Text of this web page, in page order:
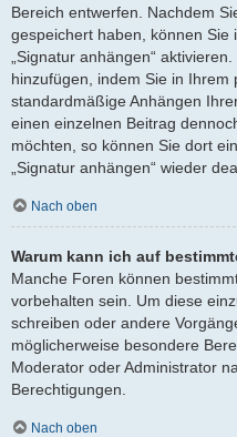
Bereich entwerfen. Nachdem
gespeichert haben, können Sie
„Signatur anhängen“
hinzufügen, indem Sie in Ihrem
standardmäßige Anhängen
einen einzelnen Beitrag
möchten, so können Sie dort
„Signatur anhängen“ wieder
Nach oben
Warum kann ich auf
Manche Foren können
vorbehalten sein. Um diese
schreiben oder andere
möglicherweise besondere
Moderator oder Administrator
Berechtigungen.
Nach oben